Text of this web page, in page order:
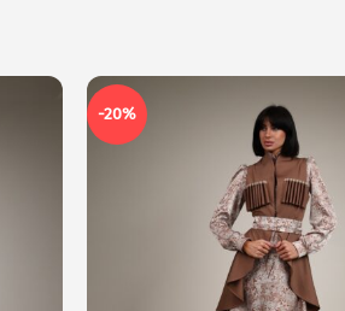
-20%